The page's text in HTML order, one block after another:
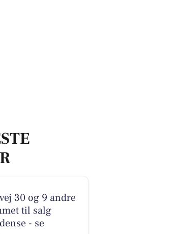
30 og 9 andre
til salg
- se